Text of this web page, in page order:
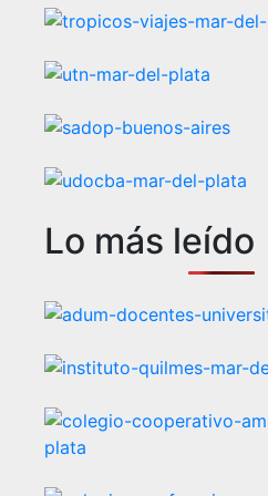
Lo más leído